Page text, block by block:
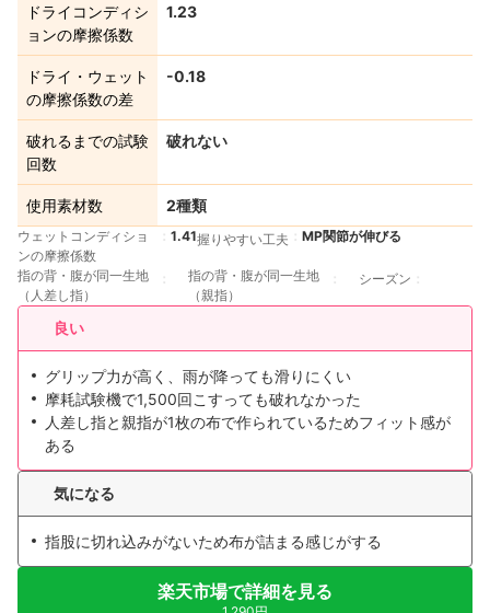
ドライコンディシ
ョンの摩擦係数
1.23
ドライ・ウェット
の摩擦係数の差
-0.18
破れるまでの試験
回数
破れない
使用素材数 2種類
ウェットコンディショ
ンの摩擦係数
1.41握りやすい工夫 MP関節が伸びる
指の背・腹が同一生地
（人差し指）
指の背・腹が同一生地
（親指）
シーズン
良い
グリップ力が高く、雨が降っても滑りにくい
摩耗試験機で1,500回こすっても破れなかった
人差し指と親指が1枚の布で作られているためフィット感が
ある
気になる
指股に切れ込みがないため布が詰まる感じがする
楽天市場で詳細を見る